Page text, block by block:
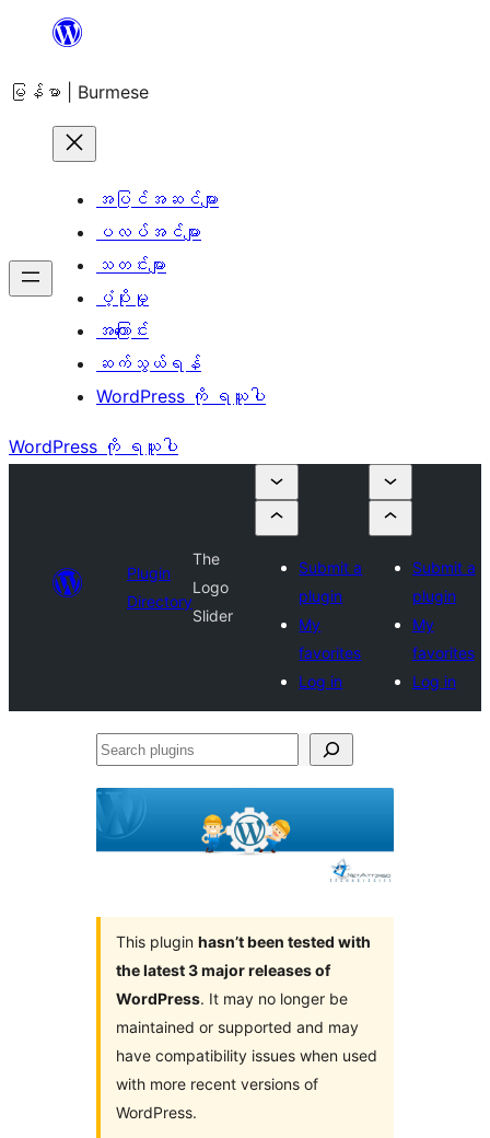
အကြောင်းအရာ
ကျော်သွား
မြန်မာ | Burmese
အပြင်အဆင်များ
ပလပ်အင်များ
သတင်းများ
ပံ့ပိုးမှု
အကြောင်း
ဆက်သွယ်ရန်
WordPress ကို ရယူပါ
WordPress ကို ရယူပါ
Plugin
Directory
The
Logo
Slider
Submit a
plugin
My
favorites
Log in
Submit a
plugin
My
favorites
Log in
Search
This plugin hasn’t been tested with
the latest 3 major releases of
WordPress. It may no longer be
maintained or supported and may
have compatibility issues when used
with more recent versions of
WordPress.